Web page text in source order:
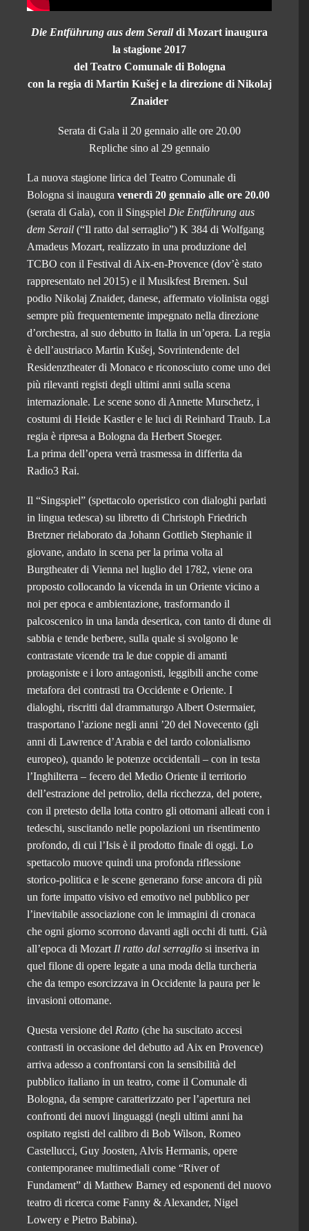
Die Entführung aus dem Seraildi Mozart inaugura
la stagione 2017
del Teatro Comunale di Bologna
con la regia di Martin Kušej e la direzione di Nikolaj
Znaider
Serata di Gala il 20 gennaio alle ore 20.00
Repliche sino al 29 gennaio
La nuova stagione lirica del Teatro Comunale di
Bologna si inaugura venerdì 20 gennaio alle ore 20.00
(serata di Gala), con il Singspiel Die Entführung aus
dem Serail (“Il ratto dal serraglio”) K 384 di Wolfgang
Amadeus Mozart, realizzato in una produzione del
TCBO con il Festival di Aix-en-Provence (dov’è stato
rappresentato nel 2015) e il Musikfest Bremen. Sul
podio Nikolaj Znaider, danese, affermato violinista oggi
sempre più frequentemente impegnato nella direzione
d’orchestra, al suo debutto in Italia in un’opera. La regia
è dell’austriaco Martin Kušej, Sovrintendente del
Residenztheater di Monaco e riconosciuto come uno dei
più rilevanti registi degli ultimi anni sulla scena
internazionale. Le scene sono di Annette Murschetz, i
costumi di Heide Kastler e le luci di Reinhard Traub. La
regia è ripresa a Bologna da Herbert Stoeger.
La prima dell’opera verrà trasmessa in differita da
Radio3 Rai.
Il “Singspiel” (spettacolo operistico con dialoghi parlati
in lingua tedesca) su libretto di Christoph Friedrich
Bretzner rielaborato da Johann Gottlieb Stephanie il
giovane, andato in scena per la prima volta al
Burgtheater di Vienna nel luglio del 1782, viene ora
proposto collocando la vicenda in un Oriente vicino a
noi per epoca e ambientazione, trasformando il
palcoscenico in una landa desertica, con tanto di dune di
sabbia e tende berbere, sulla quale si svolgono le
contrastate vicende tra le due coppie di amanti
protagoniste e i loro antagonisti, leggibili anche come
metafora dei contrasti tra Occidente e Oriente. I
dialoghi, riscritti dal drammaturgo Albert Ostermaier,
trasportano l’azione negli anni ’20 del Novecento (gli
anni di Lawrence d’Arabia e del tardo colonialismo
europeo), quando le potenze occidentali – con in testa
l’Inghilterra – fecero del Medio Oriente il territorio
dell’estrazione del petrolio, della ricchezza, del potere,
con il pretesto della lotta contro gli ottomani alleati con i
tedeschi, suscitando nelle popolazioni un risentimento
profondo, di cui l’Isis è il prodotto finale di oggi. Lo
spettacolo muove quindi una profonda riflessione
storico-politica e le scene generano forse ancora di più
un forte impatto visivo ed emotivo nel pubblico per
l’inevitabile associazione con le immagini di cronaca
che ogni giorno scorrono davanti agli occhi di tutti. Già
all’epoca di Mozart Il ratto dal serraglio si inseriva in
quel filone di opere legate a una moda della turcheria
che da tempo esorcizzava in Occidente la paura per le
invasioni ottomane.
Questa versione del Ratto (che ha suscitato accesi
contrasti in occasione del debutto ad Aix en Provence)
arriva adesso a confrontarsi con la sensibilità del
pubblico italiano in un teatro, come il Comunale di
Bologna, da sempre caratterizzato per l’apertura nei
confronti dei nuovi linguaggi (negli ultimi anni ha
ospitato registi del calibro di Bob Wilson, Romeo
Castellucci, Guy Joosten, Alvis Hermanis, opere
contemporanee multimediali come “River of
Fundament” di Matthew Barney ed esponenti del nuovo
teatro di ricerca come Fanny & Alexander, Nigel
Lowery e Pietro Babina).